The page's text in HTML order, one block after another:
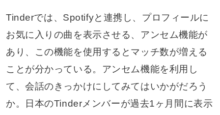
Tinderでは、Spotifyと連携し、プロフィールに
お気に入りの曲を表示させる、アンセム機能が
あり、この機能を使用するとマッチ数が増える
ことが分かっている。アンセム機能を利用し
て、会話のきっかけにしてみてはいかがだろう
か。日本のTinderメンバーが過去1ヶ月間に表示